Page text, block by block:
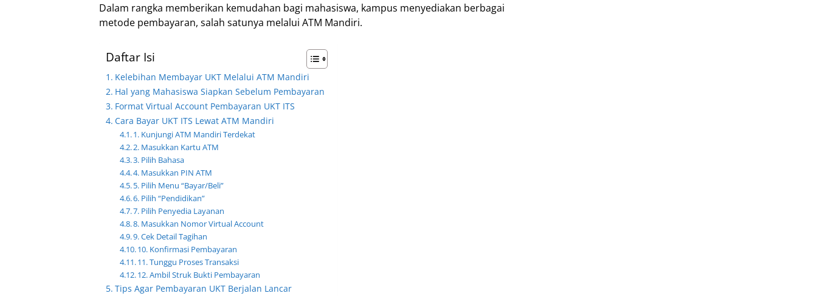
Dalam rangka memberikan kemudahan bagi mahasiswa, kampus menyediakan berbagai
metode pembayaran, salah satunya melalui ATM Mandiri.
Daftar Isi
Kelebihan Membayar UKT Melalui ATM Mandiri
Hal yang Mahasiswa Siapkan Sebelum Pembayaran
Format Virtual Account Pembayaran UKT ITS
Cara Bayar UKT ITS Lewat ATM Mandiri
1. Kunjungi ATM Mandiri Terdekat
2. Masukkan Kartu ATM
3. Pilih Bahasa
4. Masukkan PIN ATM
5. Pilih Menu “Bayar/Beli”
6. Pilih “Pendidikan”
7. Pilih Penyedia Layanan
8. Masukkan Nomor Virtual Account
9. Cek Detail Tagihan
10. Konfirmasi Pembayaran
11. Tunggu Proses Transaksi
12. Ambil Struk Bukti Pembayaran
Tips Agar Pembayaran UKT Berjalan Lancar